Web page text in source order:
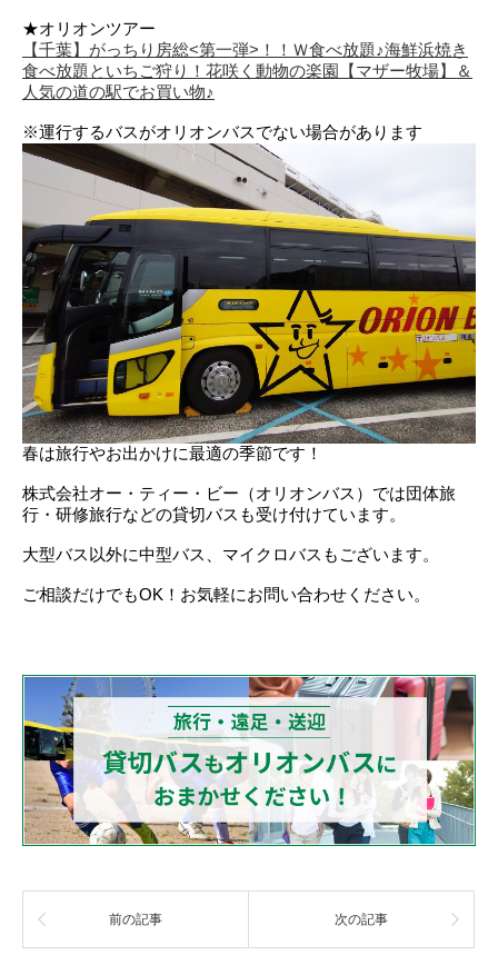
★オリオンツアー
【千葉】がっちり房総<第一弾>！！Ｗ食べ放題♪海鮮浜焼き
食べ放題といちご狩り！花咲く動物の楽園【マザー牧場】＆
人気の道の駅でお買い物♪
※運行するバスがオリオンバスでない場合があります
春は旅行やお出かけに最適の季節です！
株式会社オー・ティー・ビー（オリオンバス）では団体旅
行・研修旅行などの貸切バスも受け付けています。
大型バス以外に中型バス、マイクロバスもございます。
ご相談だけでもOK！お気軽にお問い合わせください。
前の記事 次の記事